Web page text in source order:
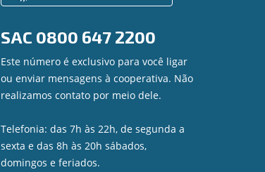
SAC 0800 647 2200
Este número é exclusivo para você ligar
ou enviar mensagens à cooperativa. Não
realizamos contato por meio dele.
Telefonia: das 7h às 22h, de segunda a
sexta e das 8h às 20h sábados,
domingos e feriados.